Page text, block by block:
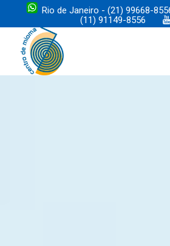
Rio de Janeiro - (21) 99668-
(11) 91149-8556